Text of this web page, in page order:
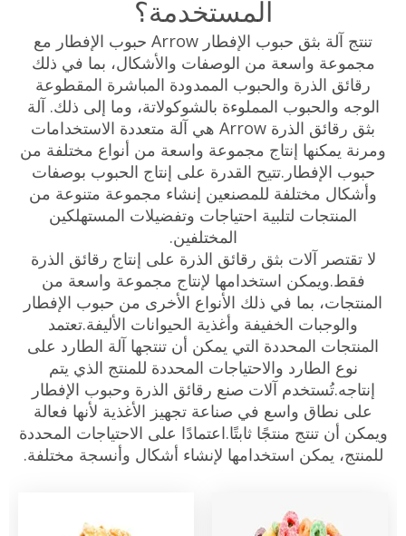
المستخدمة؟
تنتج آلة بثق حبوب الإفطار Arrow حبوب الإفطار مع
مجموعة واسعة من الوصفات والأشكال، بما في ذلك
رقائق الذرة والحبوب الممدودة المباشرة المقطوعة
الوجه والحبوب المملوءة بالشوكولاتة، وما إلى ذلك. آلة
بثق رقائق الذرة Arrow هي آلة متعددة الاستخدامات
ومرنة يمكنها إنتاج مجموعة واسعة من أنواع مختلفة من
حبوب الإفطار.تتيح القدرة على إنتاج الحبوب بوصفات
وأشكال مختلفة للمصنعين إنشاء مجموعة متنوعة من
المنتجات لتلبية احتياجات وتفضيلات المستهلكين
المختلفين.
لا تقتصر آلات بثق رقائق الذرة على إنتاج رقائق الذرة
فقط.ويمكن استخدامها لإنتاج مجموعة واسعة من
المنتجات، بما في ذلك الأنواع الأخرى من حبوب الإفطار
والوجبات الخفيفة وأغذية الحيوانات الأليفة.تعتمد
المنتجات المحددة التي يمكن أن تنتجها آلة الطارد على
نوع الطارد والاحتياجات المحددة للمنتج الذي يتم
إنتاجه.تُستخدم آلات صنع رقائق الذرة وحبوب الإفطار
على نطاق واسع في صناعة تجهيز الأغذية لأنها فعالة
ويمكن أن تنتج منتجًا ثابتًا.اعتمادًا على الاحتياجات المحددة
للمنتج، يمكن استخدامها لإنشاء أشكال وأنسجة مختلفة.
رقائق الذرة حلقات الفواكه